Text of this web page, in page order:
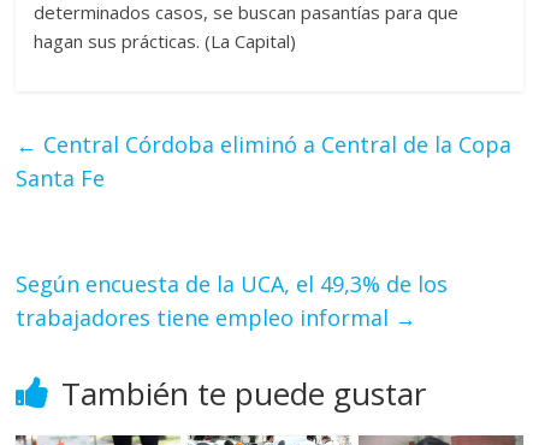
determinados casos, se buscan pasantías para que
hagan sus prácticas. (La Capital)
← Central Córdoba eliminó a Central de la Copa
Santa Fe
Según encuesta de la UCA, el 49,3% de los
trabajadores tiene empleo informal →
También te puede gustar